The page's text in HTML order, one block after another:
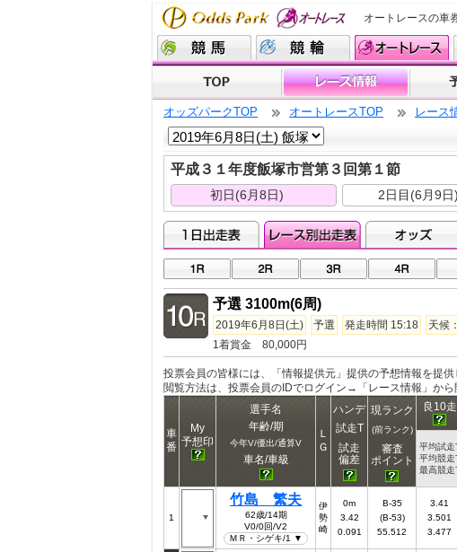
オートレースの車
オッズパークTOP オートレースTOP レース
平成３１年度飯塚市営第３回第１節
初日(6月8日) 2日目(6月9日)
予選 3100m(6周)
2019年6月8日(土) 予選 発走時間 15:18
天候
1着賞金 80,000円
投票会員の皆様には、「情報提供元」提供の予想情報を提供
閲覧方法は、投票会員のIDでログイン→「レース情報」か
車
番
My
予想印
選手名
年齢/期
今年V/優出/通算V
車名/車級
Ｌ
Ｇ
ハンデ
試走T
試走
偏差
現ランク
(前ランク)
審査
ポイント
良10走
平均試走
平均競走
最高競走
1
竹島 繁夫
62歳/14期
V0/0回/V2
ＭＲ・シゲキ/1 ▼
伊
勢
崎
0m
3.42
0.091
B-35
(B-53)
55.512
3.41
3.501
3.477